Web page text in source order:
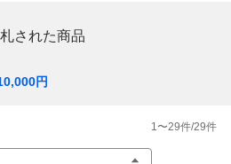
された商品
円
1 〜29件/29件